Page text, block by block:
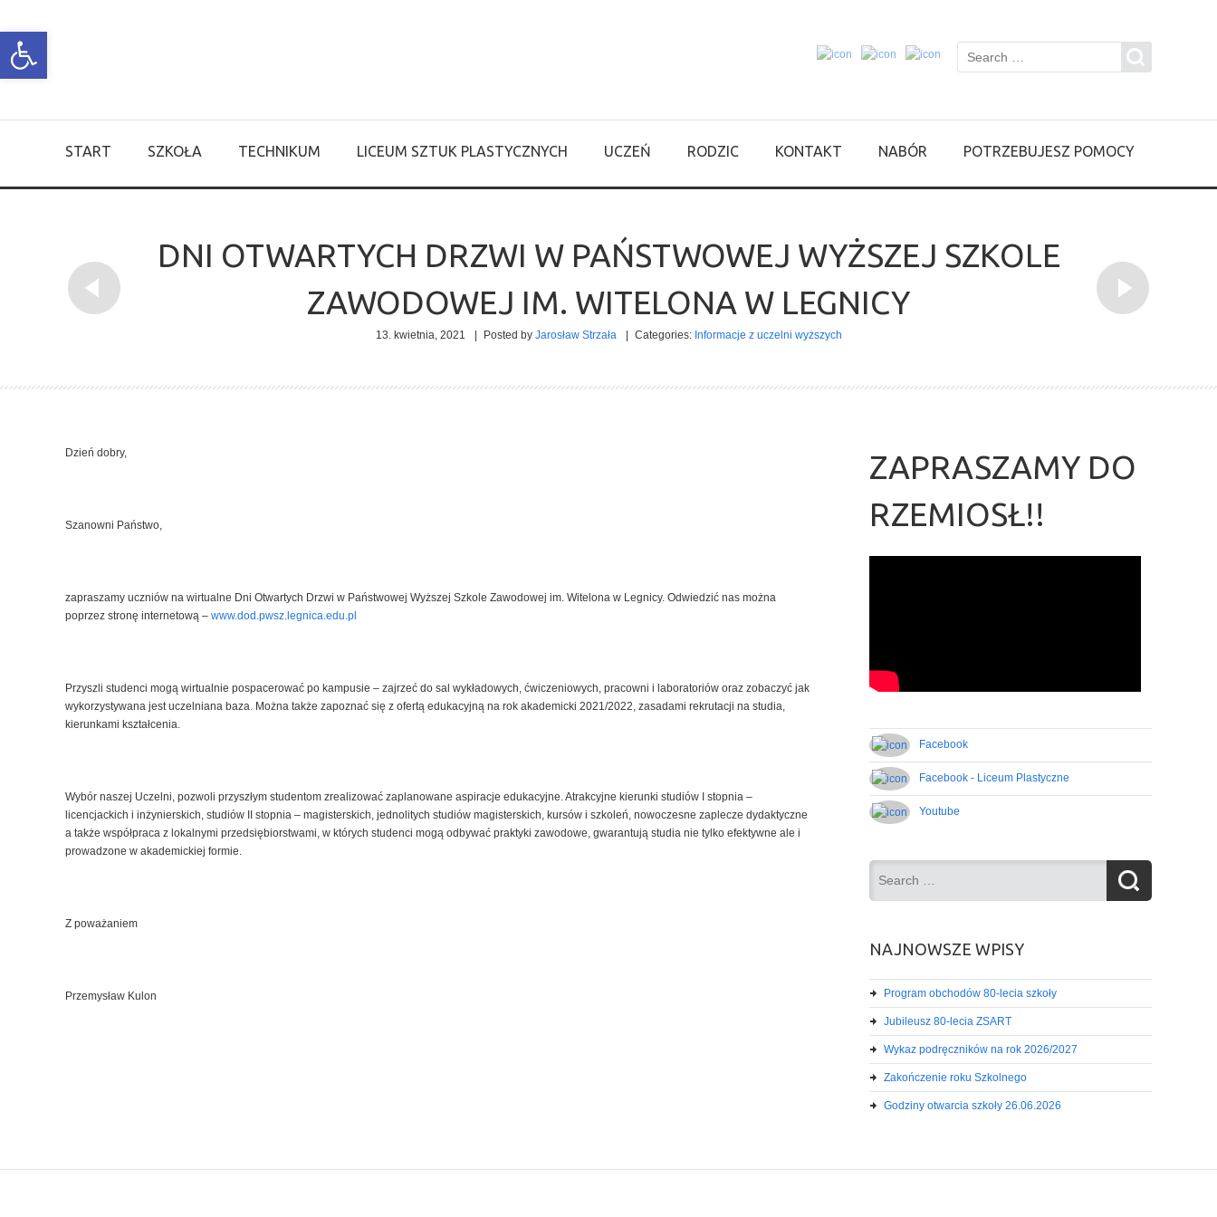
Open toolbar
START SZKOŁA TECHNIKUM LICEUM SZTUK PLASTYCZNYCH UCZEŃ RODZIC KONTAKT NABÓR POTRZEBUJESZ POMOCY
DNI OTWARTYCH DRZWI W PAŃSTWOWEJ WYŻSZEJ SZKOLE
ZAWODOWEJ IM. WITELONA W LEGNICY
13. kwietnia, 2021 Posted by Jarosław Strzała Categories: Informacje z uczelni wyższych
Dzień dobry,
Szanowni Państwo,
zapraszamy uczniów na wirtualne Dni Otwartych Drzwi w Państwowej Wyższej Szkole Zawodowej im. Witelona w Legnicy. Odwiedzić nas można
poprzez stronę internetową – www.dod.pwsz.legnica.edu.pl
Przyszli studenci mogą wirtualnie pospacerować po kampusie – zajrzeć do sal wykładowych, ćwiczeniowych, pracowni i laboratoriów oraz zobaczyć jak
wykorzystywana jest uczelniana baza. Można także zapoznać się z ofertą edukacyjną na rok akademicki 2021/2022, zasadami rekrutacji na studia,
kierunkami kształcenia.
Wybór naszej Uczelni, pozwoli przyszłym studentom zrealizować zaplanowane aspiracje edukacyjne. Atrakcyjne kierunki studiów I stopnia –
licencjackich i inżynierskich, studiów II stopnia – magisterskich, jednolitych studiów magisterskich, kursów i szkoleń, nowoczesne zaplecze dydaktyczne
a także współpraca z lokalnymi przedsiębiorstwami, w których studenci mogą odbywać praktyki zawodowe, gwarantują studia nie tylko efektywne ale i
prowadzone w akademickiej formie.
Z poważaniem
Przemysław Kulon
ZAPRASZAMY DO
RZEMIOSŁ!!
Facebook
Facebook - Liceum Plastyczne
Youtube
NAJNOWSZE WPISY
Program obchodów 80-lecia szkoły
Jubileusz 80-lecia ZSART
Wykaz podręczników na rok 2026/2027
Zakończenie roku Szkolnego
Godziny otwarcia szkoły 26.06.2026